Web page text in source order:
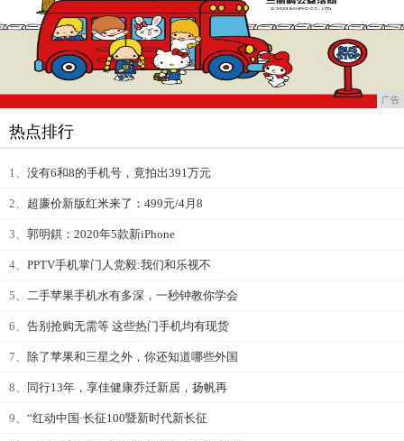
广告
热点排行
1、 没有6和8的手机号，竟拍出391万元
2、 超廉价新版红米来了：499元/4月8
3、 郭明錤：2020年5款新iPhone
4、 PPTV手机掌门人党毅:我们和乐视不
5、 二手苹果手机水有多深，一秒钟教你学会
6、 告别抢购无需等 这些热门手机均有现货
7、 除了苹果和三星之外，你还知道哪些外国
8、 同行13年，享佳健康乔迁新居，扬帆再
9、 “红动中国·长征100暨新时代新长征